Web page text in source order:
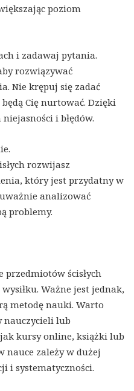
poziom
i zadawaj pytania.
rozwiązywać
Nie krępuj się zadać
Cię nurtować. Dzięki
i błędów.
rozwijasz
który jest przydatny w
analizować
problemy.
przedmiotów ścisłych
Ważne jest jednak,
metodę nauki. Warto
nauczycieli lub
kursy online, książki lub
nauce zależy w dużej
i systematyczności.